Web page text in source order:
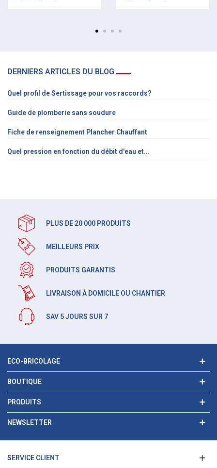
DERNIERS ARTICLES DU BLOG
Quel profil de Sertissage pour vos raccords?
Guide de plomberie sans soudure
Fiche de renseignement Plancher Chauffant
Quel pression en fonction du débit d'eau et...
PLUS DE 20 000 PRODUITS
MEILLEURS PRIX
PRODUITS GARANTIS
LIVRAISON À DOMICILE OU CHANTIER
SAV 5 JOURS SUR 7
ECO-BRICOLAGE
BOUTIQUE
PRODUITS
NEWSLETTER
SERVICE CLIENT